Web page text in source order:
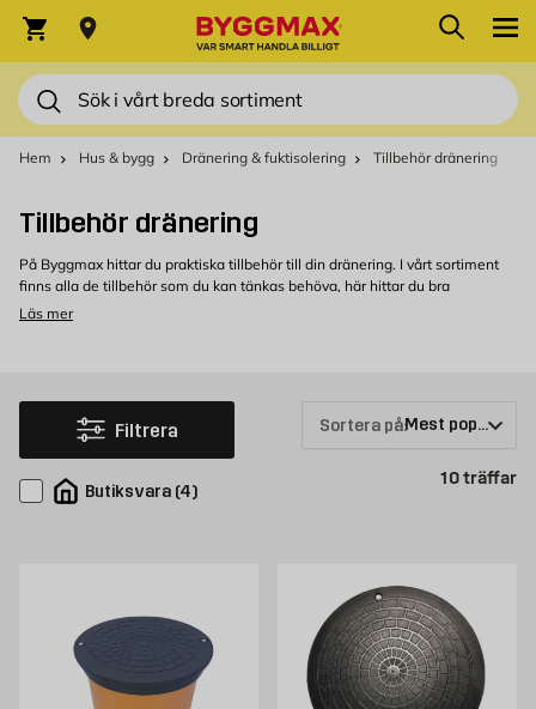
Sök
Varukorg Sök
Hem Hus & bygg Dränering & fuktisolering Tillbehör dränering
Tillbehör dränering
På Byggmax hittar du praktiska tillbehör till din dränering. I vårt sortiment
finns alla de tillbehör som du kan tänkas behöva, här hittar du bra
utrustning som kompletterar din dränering.
köpa bekvämt från Byggmax. Kom in till din närmaste Byggmax-butik eller
kolla här online för att se vilken dränering vi kan erbjuda.
Läs mer
Filtrera
Butiksvara (4)
Sortera på:
10träffar